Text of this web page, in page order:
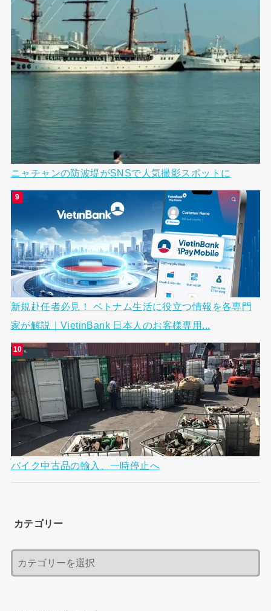
ニャチャンの防波堤がSNSで人気撮影スポットに
新規赴任者必見！ ベトナム生活に役立つ情報を各専門
家が解説｜VietinBank 日本人のお客様専用...
バイク中古品の輸入、一時停止へ
カテゴリー